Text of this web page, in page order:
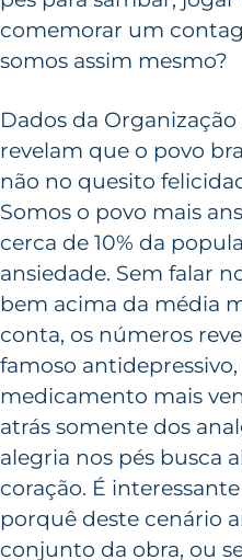
comemorar um
somos assim mesmo?
Dados da
revelam que o povo
não no quesito
Somos o povo mais
cerca de 10% da
ansiedade. Sem falar
bem acima da média
conta, os números
famoso
medicamento mais
atrás somente dos
alegria nos pés busca
coração. É
porquê deste cenário
conjunto da obra, ou